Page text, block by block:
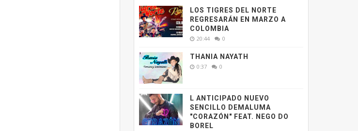
LOS TIGRES DEL NORTE
REGRESARÁN EN MARZO A
COLOMBIA
20:44 0
THANIA NAYATH
0:37 0
L ANTICIPADO NUEVO
SENCILLO DEMALUMA
"CORAZÓN" FEAT. NEGO DO
BOREL